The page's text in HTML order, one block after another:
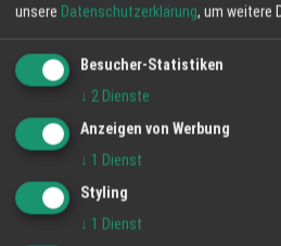
Teppichreinigung
05.04.2023
unsere Datenschutzerklärung, um weitere
Besucher-Statistiken
↓ 2 Dienste
Anzeigen von Werbung
↓ 1 Dienst
Styling
↓ 1 Dienst